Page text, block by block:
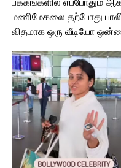
மணிமேகலை தற்போது
விதமாக ஒரு வீடியோ